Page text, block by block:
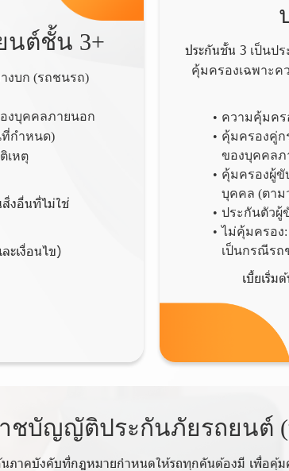
นต์ชั้น 3+
งบก (รถชนรถ)
งบุคคลภายนอก
ที่กำหนด)
เหตุ
งอื่นที่ไม่ใช่
ะเงื่อนไข)
ประกันชั้น 3 เป็นป
คุ้มครองเฉพาะค
ความคุ้มคร
คุ้มครองคู่ก
ของบุคคลภ
คุ้มครองผู้ขั
บุคคล (ตาม
ประกันตัวผู้
ไม่คุ้มครอง:
เป็นกรณีรถ
เบี้ยเริ่
ชบัญญัติประกันภัยรถยนต์
นภาคบังคับที่กฎหมายกำหนดให้รถทุกคันต้องมี เพื่อคุ้ม